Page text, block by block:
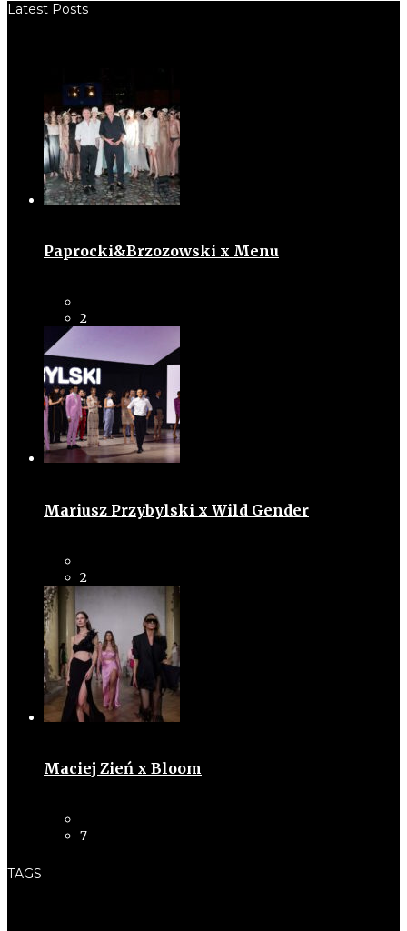
Latest Posts
Paprocki&Brzozowski x Menu
2
Mariusz Przybylski x Wild Gender
2
Maciej Zień x Bloom
7
TAGS